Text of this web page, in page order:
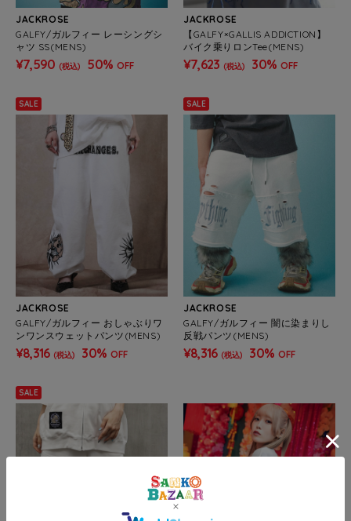
JACKROSE
GALFY/ガルフィー レーシングシ
ャツ SS(MENS)
¥7,590 (税込) 50% OFF
JACKROSE
【GALFY×GALLIS ADDICTION】
バイク乗りロンTee(MENS)
¥7,623 (税込) 30% OFF
SALE
JACKROSE
GALFY/ガルフィー おしゃぶりワ
ンワンスウェットパンツ(MENS)
¥8,316 (税込) 30% OFF
SALE
JACKROSE
GALFY/ガルフィー 闇に染まりし
反戦パンツ(MENS)
¥8,316 (税込) 30% OFF
SALE